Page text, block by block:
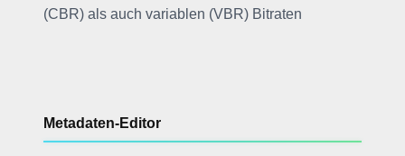
(CBR) als auch variablen (VBR) Bitraten
Metadaten-Editor